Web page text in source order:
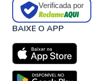
Verificada por
BAIXE O APP